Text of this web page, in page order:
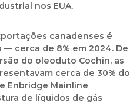
nos EUA.
canadenses é
cerca de 8% em 2024. De
do oleoduto Cochin, as
cerca de 30% do
Enbridge Mainline
de líquidos de gás